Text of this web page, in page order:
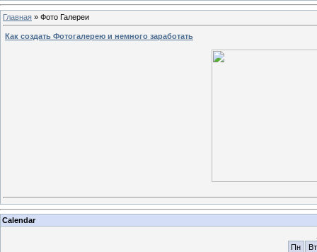
Главная » Фото Галереи
Как создать Фотогалерею и немного заработать
Calendar
Пн
Вт